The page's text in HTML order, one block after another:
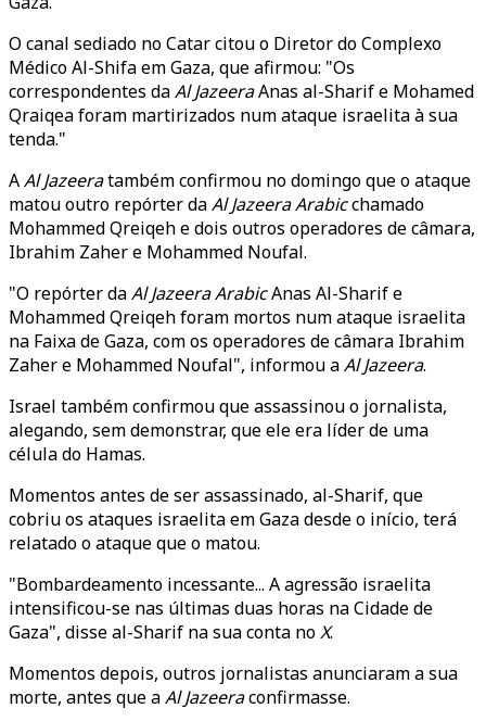
O canal sediado no Catar citou o Diretor do Complexo
Médico Al-Shifa em Gaza, que afirmou: "Os
correspondentes daAl JazeeraAnas al-Sharif e Mohamed
Qraiqea foram martirizados num ataque israelita à sua
tenda."
AAl Jazeeratambém confirmou no domingo que o ataque
matou outro repórter daAl Jazeera Arabicchamado
Mohammed Qreiqeh e dois outros operadores de câmara,
Ibrahim Zaher e Mohammed Noufal.
"O repórter daAl Jazeera ArabicAnas Al-Sharif e
Mohammed Qreiqeh foram mortos num ataque israelita
na Faixa de Gaza, com os operadores de câmara Ibrahim
Zaher e Mohammed Noufal", informou aAl Jazeera.
Israel também confirmou que assassinou o jornalista,
alegando, sem demonstrar, que ele era líder de uma
célula do Hamas.
Momentos antes de ser assassinado, al-Sharif, que
cobriu os ataques israelita em Gaza desde o início, terá
relatado o ataque que o matou.
"Bombardeamento incessante... A agressão israelita
intensificou-se nas últimas duas horas na Cidade de
Gaza", disse al-Sharif na sua conta noX.
Momentos depois, outros jornalistas anunciaram a sua
morte, antes que aAl Jazeeraconfirmasse.